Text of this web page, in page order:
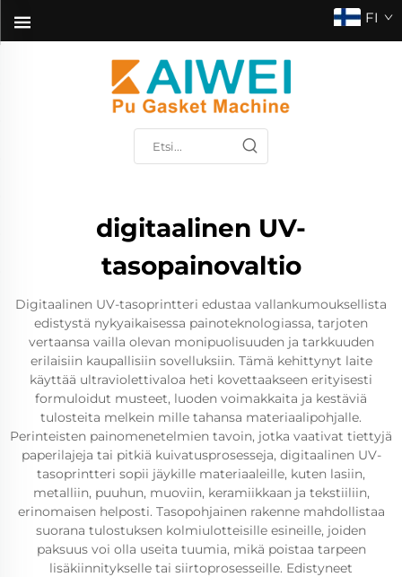
FI
digitaalinen UV-
tasopainovaltio
Digitaalinen UV-tasoprintteri edustaa vallankumouksellista
edistystä nykyaikaisessa painoteknologiassa, tarjoten
vertaansa vailla olevan monipuolisuuden ja tarkkuuden
erilaisiin kaupallisiin sovelluksiin. Tämä kehittynyt laite
käyttää ultraviolettivaloa heti kovettaakseen erityisesti
formuloidut musteet, luoden voimakkaita ja kestäviä
tulosteita melkein mille tahansa materiaalipohjalle.
Perinteisten painomenetelmien tavoin, jotka vaativat tiettyjä
paperilajeja tai pitkiä kuivatusprosesseja, digitaalinen UV-
tasoprintteri sopii jäykille materiaaleille, kuten lasiin,
metalliin, puuhun, muoviin, keramiikkaan ja tekstiiliin,
erinomaisen helposti. Tasopohjainen rakenne mahdollistaa
suorana tulostuksen kolmiulotteisille esineille, joiden
paksuus voi olla useita tuumia, mikä poistaa tarpeen
lisäkiinnitykselle tai siirtoprosesseille. Edistyneet